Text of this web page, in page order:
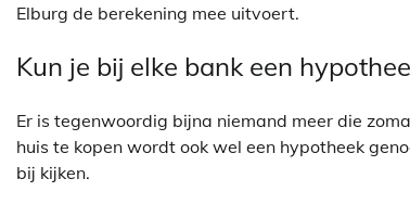
Elburg de berekening mee uitvoert.
Kun je bij elke bank een
Er is tegenwoordig bijna niemand meer die
huis te kopen wordt ook wel een hypotheek
bij kijken.